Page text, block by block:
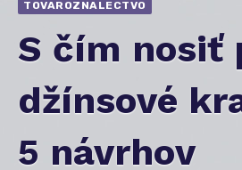
TOVAROZNALECTVO
S čím nosiť
džínsové
5 návrhov